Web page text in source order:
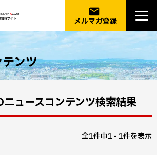
email
メルマガ登録
ンツ
ニュースコンテンツ検索結果
全1件中1 - 1件を表示